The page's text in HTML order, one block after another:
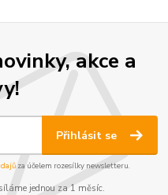
akce a
Přihlásit se
za účelem rozesílky newsletteru.
jednou za 1 měsíc.